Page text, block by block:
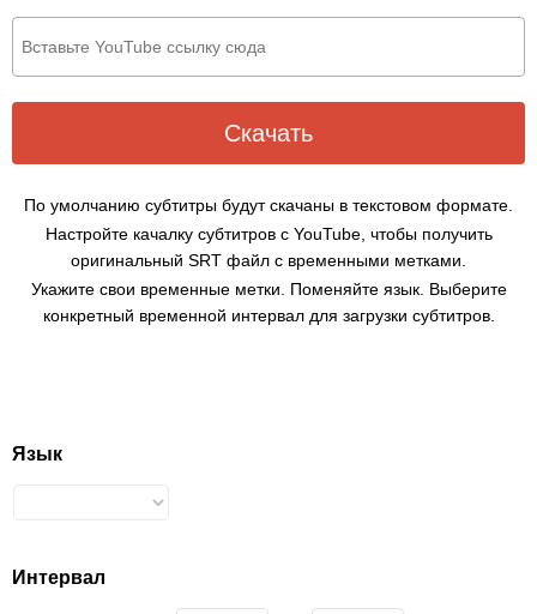
Скачать
По умолчанию субтитры будут скачаны в текстовом формате.
Настройте качалку субтитров с YouTube, чтобы получить
оригинальный SRT файл с временными метками.
Укажите свои временные метки. Поменяйте язык. Выберите
конкретный временной интервал для загрузки субтитров.
Язык
Интервал